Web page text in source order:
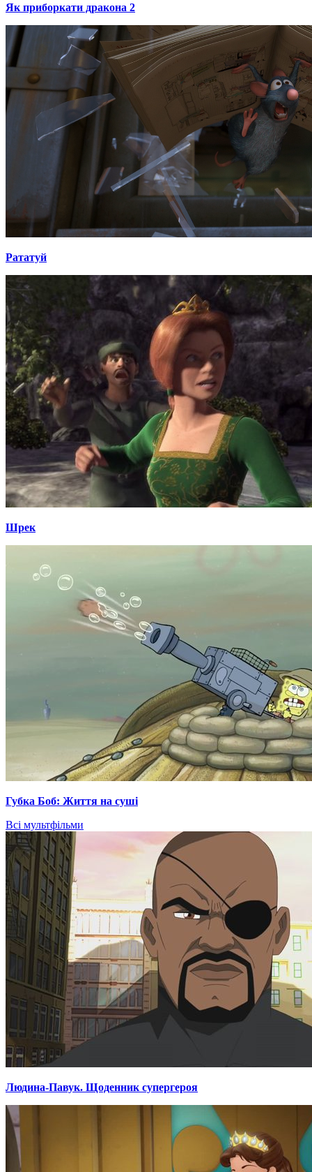
Як приборкати дракона 2
Рататуй
Шрек
Губка Боб: Життя на суші
Всі мультфільми
Людина-Павук. Щоденник супергероя